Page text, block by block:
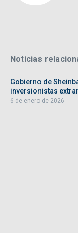
Noticias
Gobierno de
inversionistas
6 de enero de 2026